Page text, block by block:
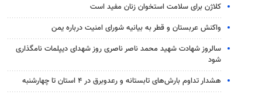
کلاژن برای سلامت استخوان زنان مفید است
واکنش عربستان و قطر به بیانیه شورای امنیت درباره یمن
سالروز شهادت شهید محمد ناصر ناصری روز شهدای دیپلمات نامگذاری
شود
هشدار تداوم بارش‌های تابستانه و رعدوبرق در ۴ استان تا چهارشنبه